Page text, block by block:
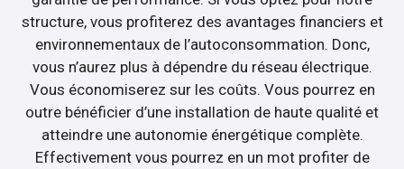
structure, vous profiterez des avantages financiers et
environnementaux de l’autoconsommation. Donc,
vous n’aurez plus à dépendre du réseau électrique.
Vous économiserez sur les coûts. Vous pourrez en
outre bénéficier d’une installation de haute qualité et
atteindre une autonomie énergétique complète.
Effectivement vous pourrez en un mot profiter de